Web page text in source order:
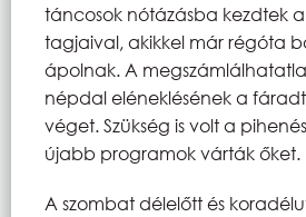
táncosok nótázásba kezdtek a
tagjaival, akikkel már régóta
ápolnak. A
népdal eléneklésének a
véget. Szükség is volt a
újabb programok várták őket.
A szombat délelőtt és